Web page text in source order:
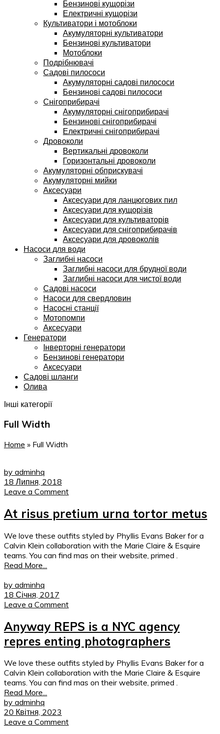
Бензинові кущорізи
Електричні кущорізи
Культиватори і мотоблоки
Акумуляторні культиватори
Бензинові культиватори
Мотоблоки
Подрібнювачі
Садові пилососи
Акумуляторні садові пилососи
Бензинові садові пилососи
Снігоприбирачі
Акумуляторні снігоприбирачі
Бензинові снігоприбирачі
Електричні снігоприбирачі
Дровоколи
Вертикальні дровоколи
Горизонтальні дровоколи
Акумуляторні обприскувачі
Акумуляторні мийки
Аксесуари
Аксесуари для ланцюгових пил
Аксесуари для кущорізів
Аксесуари для культиваторів
Аксесуари для снігоприбирачів
Аксесуари для дровоколів
Насоси для води
Заглибні насоси
Заглибні насоси для брудної води
Заглибні насоси для чистої води
Садові насоси
Насоси для свердловин
Насосні станції
Мотопомпи
Аксесуари
Генератори
Інверторні генератори
Бензинові генератори
Аксесуари
Садові шланги
Олива
Інші категорії
Full Width
Home » Full Width
by adminhq
18 Липня, 2018
Leave a Comment
At risus pretium urna tortor metus
We love these outfits styled by Phyllis Evans Baker for a
Calvin Klein collaboration with the Marie Claire & Esquire
teams. You can find mas on their website, primed .
Read More...
by adminhq
18 Січня, 2017
Leave a Comment
Anyway REPS is a NYC agency
repres enting photographers
We love these outfits styled by Phyllis Evans Baker for a
Calvin Klein collaboration with the Marie Claire & Esquire
teams. You can find mas on their website, primed .
Read More...
by adminhq
20 Квітня, 2023
Leave a Comment